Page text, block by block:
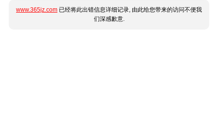
www.365jz.com 已经将此出错信息详细记录, 由此给您带来的访问不便我
们深感歉意.